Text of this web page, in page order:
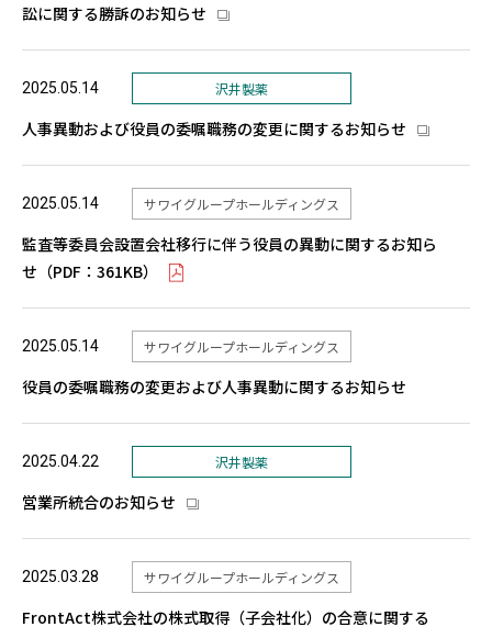
訟に関する勝訴のお知らせ
2025.05.14 沢井製薬
人事異動および役員の委嘱職務の変更に関するお知らせ
2025.05.14 サワイグループホールディングス
監査等委員会設置会社移行に伴う役員の異動に関するお知ら
せ（PDF：361KB）
2025.05.14 サワイグループホールディングス
役員の委嘱職務の変更および人事異動に関するお知らせ
2025.04.22 沢井製薬
営業所統合のお知らせ
2025.03.28 サワイグループホールディングス
FrontAct株式会社の株式取得（子会社化）の合意に関する